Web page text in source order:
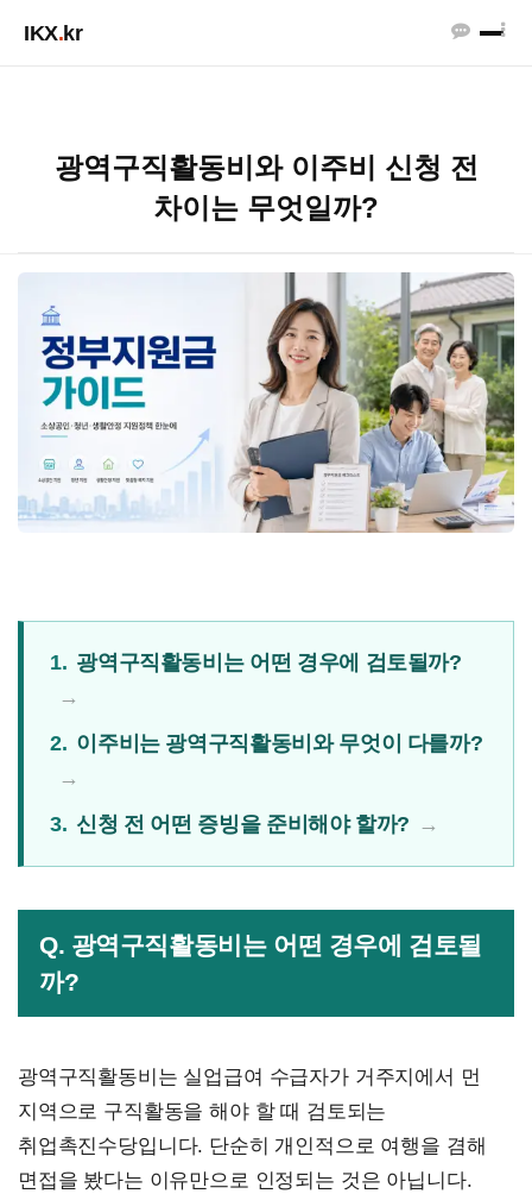
IKX.kr
광역구직활동비와 이주비 신청 전
차이는 무엇일까?
1. 광역구직활동비는 어떤 경우에 검토될까?
2. 이주비는 광역구직활동비와 무엇이 다를까?
3. 신청 전 어떤 증빙을 준비해야 할까?
Q. 광역구직활동비는 어떤 경우에 검토될
까?
광역구직활동비는 실업급여 수급자가 거주지에서 먼
지역으로 구직활동을 해야 할 때 검토되는
취업촉진수당입니다. 단순히 개인적으로 여행을 겸해
면접을 봤다는 이유만으로 인정되는 것은 아닙니다.